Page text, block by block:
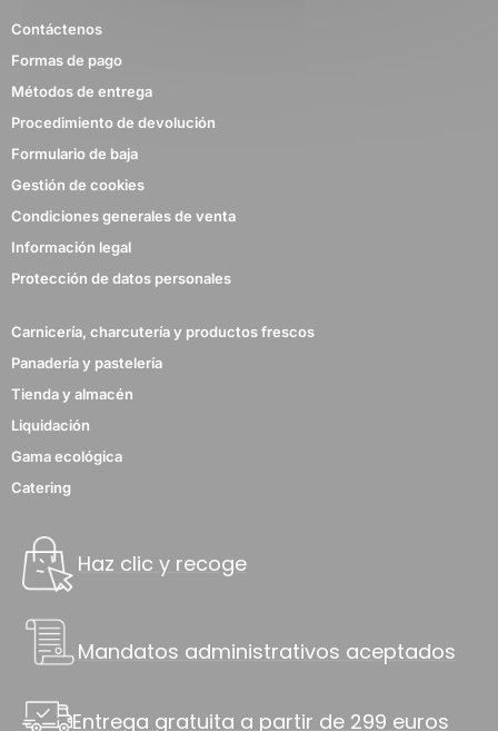
Contáctenos
Formas de pago
Métodos de entrega
Procedimiento de devolución
Formulario de baja
Gestión de cookies
Condiciones generales de venta
Información legal
Protección de datos personales
Carnicería, charcutería y productos frescos
Panadería y pastelería
Tienda y almacén
Liquidación
Gama ecológica
Catering
Haz clic y recoge
Mandatos administrativos aceptados
Entrega gratuita a partir de 299 euros